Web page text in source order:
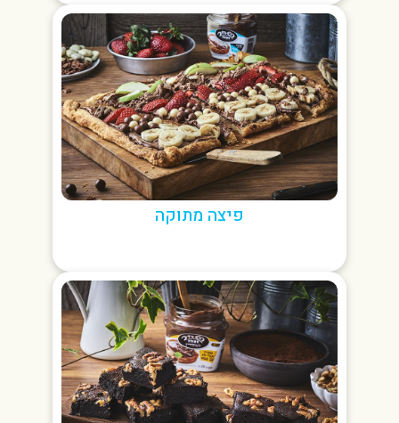
פיצה מתוקה